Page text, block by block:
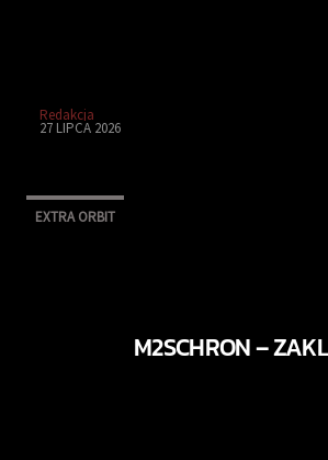
Redakcja
27 LIPCA 2026
EXTRA ORBIT
M2SCHRON –